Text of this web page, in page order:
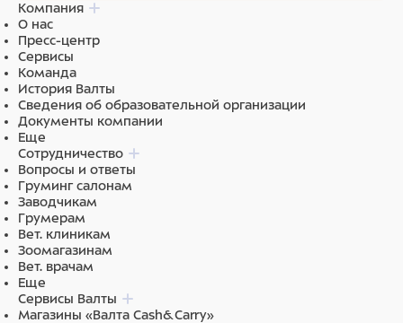
Компания
О нас
Пресс-центр
Сервисы
Команда
История Валты
Сведения об образовательной организации
Документы компании
Еще
Сотрудничество
Вопросы и ответы
Груминг салонам
Заводчикам
Грумерам
Вет. клиникам
Зоомагазинам
Вет. врачам
Еще
Сервисы Валты
Магазины «Валта Cash&Carry»